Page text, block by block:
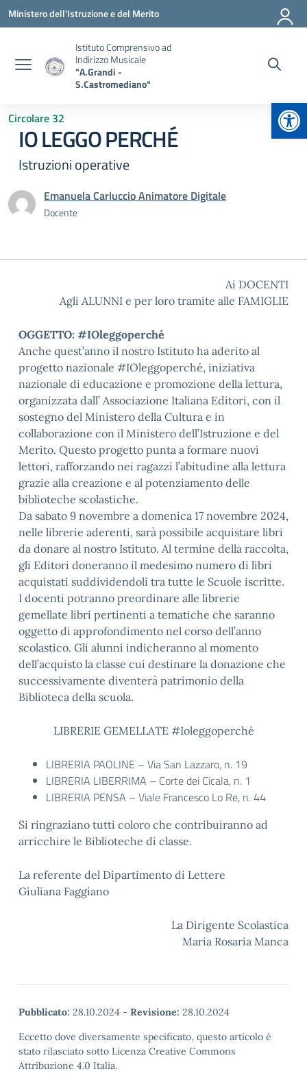
Vai ai contenuti
Vai al menu di navigazione
Vai al footer
Ministero dell'Istruzione e del Merito
Istituto Comprensivo ad
Indirizzo Musicale
"A.Grandi -
S.Castromediano"
Circolare 32
IO LEGGO PERCHÉ
Istruzioni operative
Emanuela Carluccio Animatore Digitale
Docente
Ai DOCENTI
Agli ALUNNI e per loro tramite alle FAMIGLIE
OGGETTO: #IOleggoperché
Anche quest’anno il nostro Istituto ha aderito al
progetto nazionale #IOleggoperché, iniziativa
nazionale di educazione e promozione della lettura,
organizzata dall’ Associazione Italiana Editori, con il
sostegno del Ministero della Cultura e in
collaborazione con il Ministero dell’Istruzione e del
Merito. Questo progetto punta a formare nuovi
lettori, rafforzando nei ragazzi l’abitudine alla lettura
grazie alla creazione e al potenziamento delle
biblioteche scolastiche.
Da sabato 9 novembre a domenica 17 novembre 2024,
nelle librerie aderenti, sarà possibile acquistare libri
da donare al nostro Istituto. Al termine della raccolta,
gli Editori doneranno il medesimo numero di libri
acquistati suddividendoli tra tutte le Scuole iscritte.
I docenti potranno preordinare alle librerie
gemellate libri pertinenti a tematiche che saranno
oggetto di approfondimento nel corso dell’anno
scolastico. Gli alunni indicheranno al momento
dell’acquisto la classe cui destinare la donazione che
successivamente diventerà patrimonio della
Biblioteca della scuola.
LIBRERIE GEMELLATE #Ioleggoperché
LIBRERIA PAOLINE – Via San Lazzaro, n. 19
LIBRERIA LIBERRIMA – Corte dei Cicala, n. 1
LIBRERIA PENSA – Viale Francesco Lo Re, n. 44
Si ringraziano tutti coloro che contribuiranno ad
arricchire le Biblioteche di classe.
La referente del Dipartimento di Lettere
Giuliana Faggiano
La Dirigente Scolastica
Maria Rosaria Manca
Pubblicato: 28.10.2024 - Revisione: 28.10.2024
Eccetto dove diversamente specificato, questo articolo è
stato rilasciato sotto Licenza Creative Commons
Attribuzione 4.0 Italia.